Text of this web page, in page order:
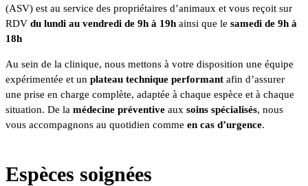
(ASV) est au service des propriétaires d’animaux et vous reçoit sur
RDV du lundi au vendredi de 9h à 19h ainsi que le samedi de 9h à
18h
Au sein de la clinique, nous mettons à votre disposition une équipe
expérimentée et un plateau technique performant afin d’assurer
une prise en charge complète, adaptée à chaque espèce et à chaque
situation. De la médecine préventive aux soins spécialisés, nous
vous accompagnons au quotidien comme en cas d’urgence.
Espèces soignées